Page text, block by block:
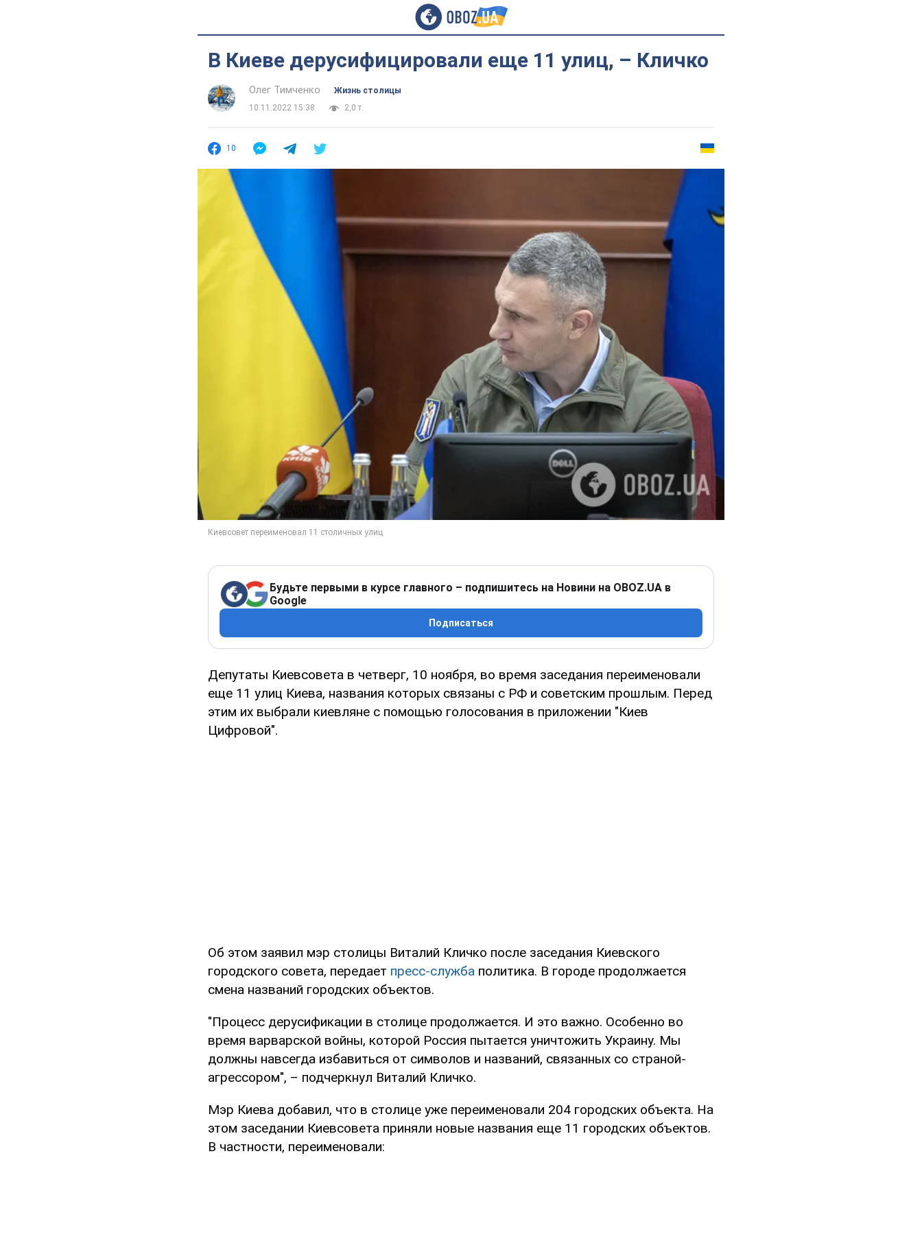
В Киеве дерусифицировали еще 11 улиц, – Кличко
Олег Тимченко
Жизнь столицы
10.11.2022 15:38
2,0 т.
10
Будьте первыми в курсе главного – подпишитесь на Новини на OBOZ.UA в
Google
Подписаться
Депутаты Киевсовета в четверг, 10 ноября, во время заседания переименовали
еще 11 улиц Киева, названия которых связаны с РФ и советским прошлым. Перед
этим их выбрали киевляне с помощью голосования в приложении "Киев
Цифровой".
Об этом заявил мэр столицы Виталий Кличко после заседания Киевского
городского совета, передает пресс-служба политика. В городе продолжается
смена названий городских объектов.
"Процесс дерусификации в столице продолжается. И это важно. Особенно во
время варварской войны, которой Россия пытается уничтожить Украину. Мы
должны навсегда избавиться от символов и названий, связанных со страной-
агрессором", – подчеркнул Виталий Кличко.
Мэр Киева добавил, что в столице уже переименовали 204 городских объекта. На
этом заседании Киевсовета приняли новые названия еще 11 городских объектов.
В частности, переименовали: